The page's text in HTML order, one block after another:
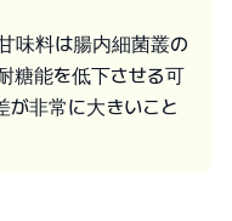
味料は腸内細菌叢の
糖能を低下させる可
が非常に大きいこと